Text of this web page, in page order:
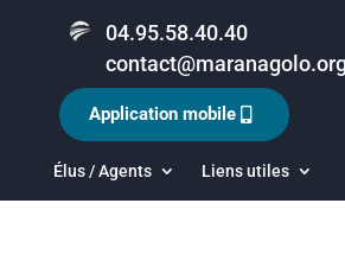
04.95.58.40.40
Élus / Agents Liens utiles
Application mobile